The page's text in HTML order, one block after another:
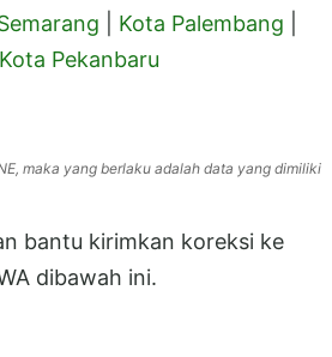
Kota Palembang
Kota Pekanbaru
maka yang berlaku adalah data yang dimiliki
bantu kirimkan koreksi ke
dibawah ini.